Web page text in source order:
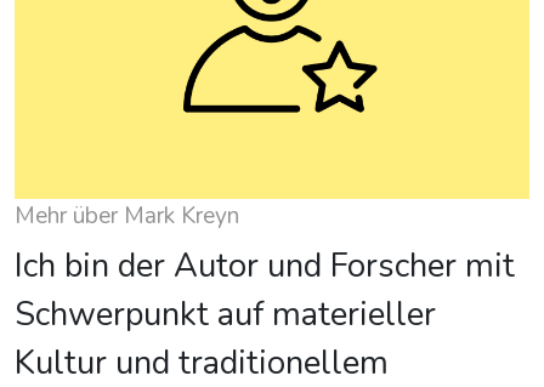
Mehr über Mark Kreyn
Ich bin der Autor und Forscher mit
Schwerpunkt auf materieller
Kultur und traditionellem